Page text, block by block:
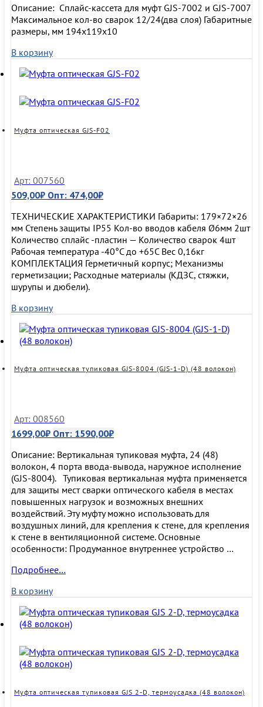
Описание: Сплайс-кассета для муфт GJS-7002 и GJS-7007
Максимальное кол-во сварок 12/24(два слоя) Габаритные
размеры, мм 194x119x10
В корзину
Муфта оптическая GJS-F02
Арт: 007560
509,00₽ Опт: 474,00₽
ТЕХНИЧЕСКИЕ ХАРАКТЕРИСТИКИ Габариты: 179×72×26
мм Степень защиты IP55 Кол-во вводов кабеля Ø6мм 2шт
Количество сплайс -пластин — Количество сварок 4шт
Рабочая температура -40°С до +65С Вес 0,16кг
КОМПЛЕКТАЦИЯ Герметичный корпус; Механизмы
герметизации; Расходные материалы (КДЗС, стяжки,
шурупы и дюбели).
В корзину
Муфта оптическая тупиковая GJS-8004 (GJS-1-D) (48 волокон)
Арт: 008560
1699,00₽ Опт: 1590,00₽
Описание: Вертикальная тупиковая муфта, 24 (48)
волокон, 4 порта ввода-вывода, наружное исполнение
(GJS-8004). Тупиковая вертикальная муфта применяется
для защиты мест сварки оптического кабеля в местах
повышенных нагрузок и возможных внешних
воздействий. Эту муфту можно использовать для
воздушных линий, для крепления к стене, для крепления
к стене в вентиляционной системе. Основные
особенности: Продуманное внутреннее устройство …
Муфта
тупиковая
GJS-
8004
(GJS-
(48
Подробнее…
В корзину
Муфта оптическая тупиковая GJS 2-D, термоусадка (48 волокон)